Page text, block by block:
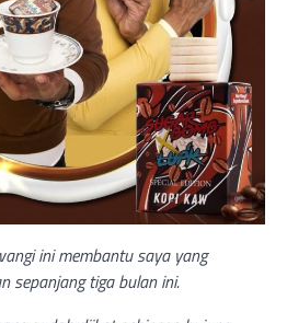
ini membantu saya yang
sepanjang tiga bulan ini.